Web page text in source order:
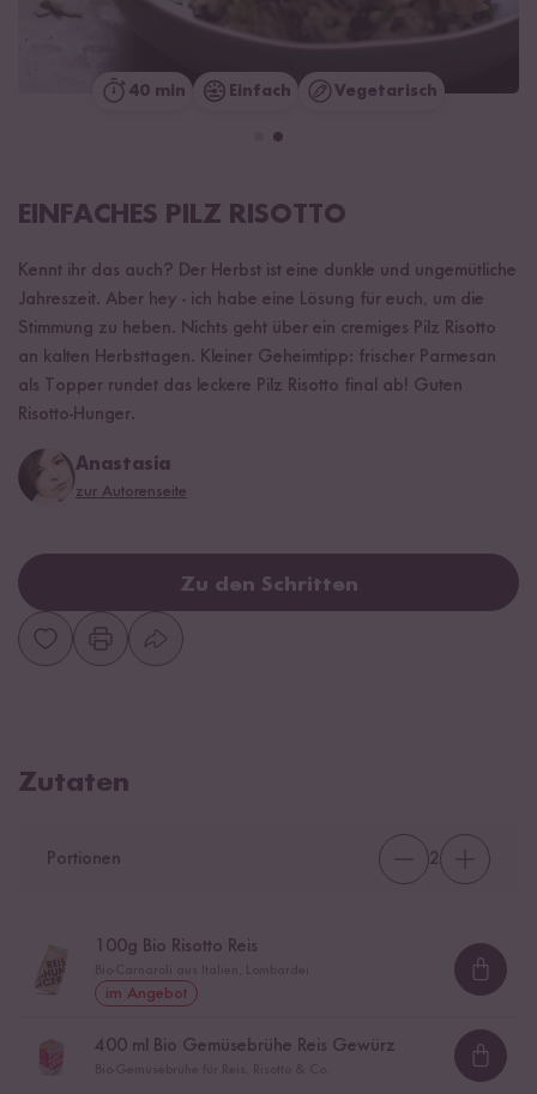
40 min Einfach Vegetarisch
EINFACHES PILZ RISOTTO
Kennt ihr das auch? Der Herbst ist eine dunkle und ungemütliche
Jahreszeit. Aber hey - ich habe eine Lösung für euch, um die
Stimmung zu heben. Nichts geht über ein cremiges Pilz Risotto
an kalten Herbsttagen. Kleiner Geheimtipp: frischer Parmesan
als Topper rundet das leckere Pilz Risotto final ab! Guten
Risotto-Hunger.
Anastasia
zur Autorenseite
Zu den Schritten
Zutaten
Portionen 2
100g Bio Risotto Reis
im Angebot
400 ml Bio Gemüsebrühe Reis Gewürz